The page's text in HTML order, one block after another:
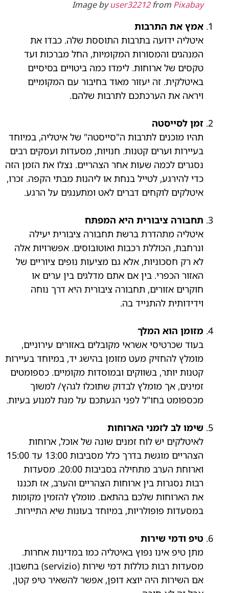
Image byuser32212from Pixabay
אמץ את התרבות
איטליה ידועה בתרבות התוססת שלה. כבדו את
המנהגים והמסורות המקומיות, החל מברכות ועד
טקסים של ארוחות. לימדו כמה ביטויים בסיסיים
באיטלקית. זה יעזור מאוד בחיבור עם המקומיים
ויראה את הערכתכם לתרבות שלהם.
זמן לסייסטה
תהיו מוכנים לתרבות ה"סייסטה" של איטליה, במיוחד
בעיירות וערים קטנות. חנויות, מסעדות ועסקים רבים
נסגרים לכמה שעות אחר הצהריים. נצלו את הזמן הזה
כדי להירגע, לטייל בנחת או ליהנות מבתי הקפה. זכרו,
איטלקים לוקחים דברים לאט ומתענגים על הרגע.
תחבורה ציבורית היא המפתח
איטליה מתהדרת ברשת תחבורה ציבורית יעילה
ונרחבת, הכוללת רכבות ואוטובוסים. אפשרויות אלה
לא רק חסכוניות, אלא גם מציעות נופים ציוריים של
האזור הכפרי. בין אם אתם מדלגים בין ערים או
חוקרים אזורים, תחבורה ציבורית היא דרך נוחה
וידידותית להתנייד בה.
מזומן הוא המלך
בעוד שכרטיסי אשראי מקובלים באזורים עירוניים,
מומלץ להחזיק מעט מזומן בהישג יד, במיוחד בעיירות
קטנות יותר, בשווקים ובמוסדות מקומיים. כספומטים
זמינים, אך מומלץ לבדוק שתוכלו לגהץ/ למשוך
מכספומט בחו"ל לפני הגעתכם על מנת למנוע בעיות.
שימו לב לזמני הארוחות
לאיטלקים יש לוח זמנים שונה של אוכל, ארוחות
הצהריים מוגשת בדרך כלל מסביבות 13:00 עד 15:00
וארוחת הערב מתחילה בסביבות 20:00. מסעדות
רבות נסגרות בין ארוחות הצהריים והערב, אז תכננו
את הארוחות שלכם בהתאם. מומלץ להזמין מקומות
במסעדות פופולריות, במיוחד בעונות שיא התיירות.
טיפ ודמי שירות
מתן טיפ אינו נפוץ באיטליה כמו במדינות אחרות.
מסעדות רבות כוללות דמי שירות (servizio) בחשבון.
אם השירות היה יוצא דופן, אפשר להשאיר טיפ קטן,